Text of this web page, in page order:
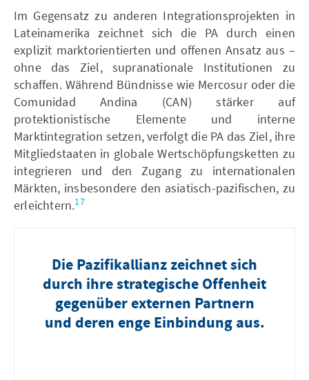
Im Gegensatz zu anderen Integrationsprojekten in
Lateinamerika zeichnet sich die PA durch einen
explizit marktorientierten und offenen Ansatz aus –
ohne das Ziel, supranationale Institutionen zu
schaffen. Während Bündnisse wie Mercosur oder die
Comunidad Andina (CAN) stärker auf
protektionistische Elemente und interne
Marktintegration setzen, verfolgt die PA das Ziel, ihre
Mitgliedstaaten in globale Wertschöpfungsketten zu
integrieren und den Zugang zu internationalen
Märkten, insbesondere den asiatisch-pazifischen, zu
erleichtern.17
Die Pazifikallianz zeichnet sich
durch ihre strategische Offenheit
gegenüber externen Partnern
und deren enge Einbindung aus.